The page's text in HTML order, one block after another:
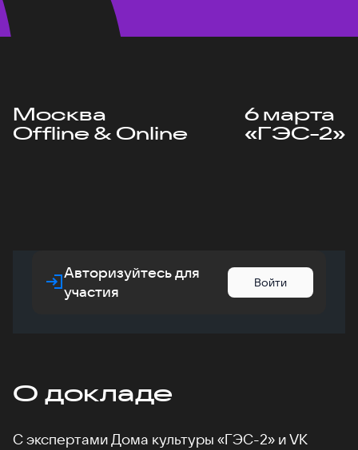
Москва
Offline & Online
6 марта
«ГЭС-2»
Авторизуйтесь для
участия
Войти
О докладе
С экспертами Дома культуры «ГЭС-2» и VK